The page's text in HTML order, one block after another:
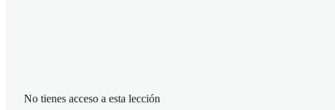
No tienes acceso a esta lección